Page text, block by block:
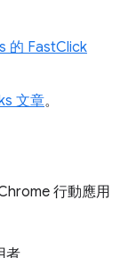
的 FastClick
文章。
行動應用